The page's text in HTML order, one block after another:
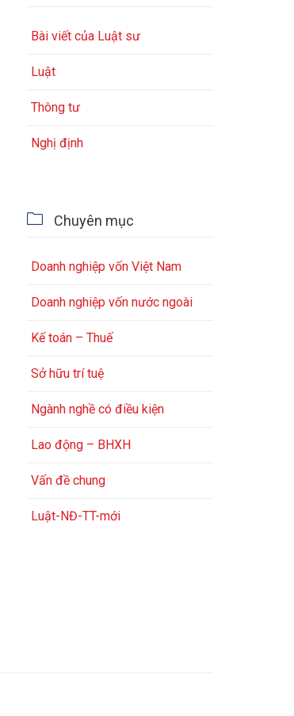
Bài viết của Luật sư
Luật
Thông tư
Nghị định
 Chuyên mục
Doanh nghiệp vốn Việt Nam
Doanh nghiệp vốn nước ngoài
Kế toán – Thuế
Sở hữu trí tuệ
Ngành nghề có điều kiện
Lao động – BHXH
Vấn đề chung
Luật-NĐ-TT-mới